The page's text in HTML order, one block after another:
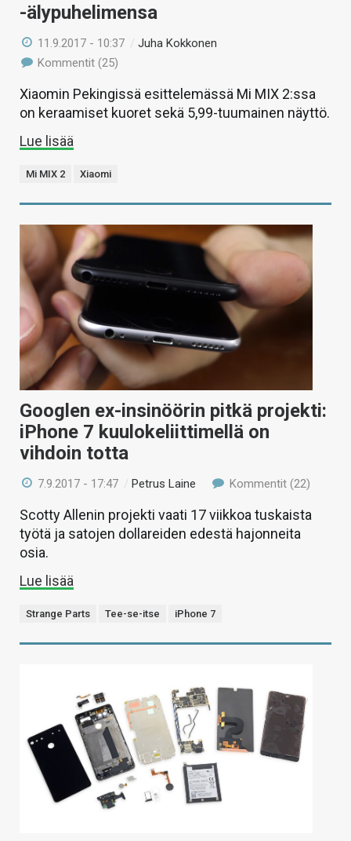
-älypuhelimensa
11.9.2017 - 10:37 /Juha Kokkonen
Kommentit (25)
Xiaomin Pekingissä esittelemässä Mi MIX 2:ssa
on keraamiset kuoret sekä 5,99-tuumainen näyttö.
Lue lisää
Mi MIX 2 Xiaomi
Googlen ex-insinöörin pitkä projekti:
iPhone 7 kuulokeliittimellä on
vihdoin totta
7.9.2017 - 17:47 /Petrus Laine Kommentit (22)
Scotty Allenin projekti vaati 17 viikkoa tuskaista
työtä ja satojen dollareiden edestä hajonneita
osia.
Lue lisää
Strange Parts Tee-se-itse iPhone 7